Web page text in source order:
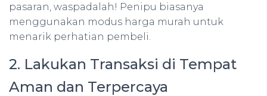
pasaran, waspadalah! Penipu biasanya
menggunakan modus harga murah untuk
menarik perhatian pembeli.
2. Lakukan Transaksi di Tempat
Aman dan Terpercaya